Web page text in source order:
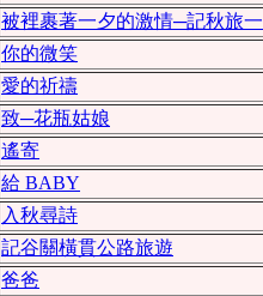
被裡裹著一夕的激情─記秋旅
你的微笑
愛的祈禱
致─花瓶姑娘
遙寄
給 BABY
入秋尋詩
記谷關橫貫公路旅遊
爸爸